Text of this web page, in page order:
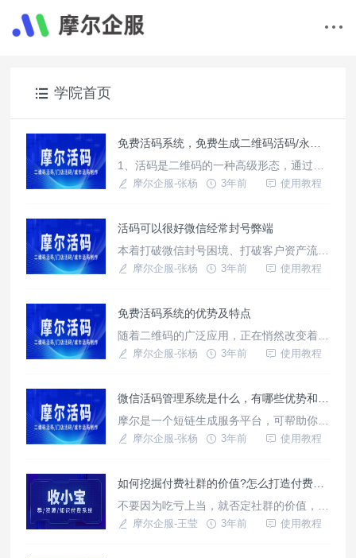
学院首页
1、活码是二维码的一种高级形态，通过短
网址指向保存在云端的信息。图案和普通二
容。极大的方便了二维码的印刷管理，还可
以先印刷图案，后填写内容。
摩尔企服-张杨 3年前 使用教程
活码可以很好微信经常封号弊端
本着打破微信封号困境、打破客户资产流失
困境、打破销售沟通监管困境、打破客户转
摩尔企服-张杨 3年前 使用教程
免费活码系统的优势及特点
随着二维码的广泛应用，正在悄然改变着我
们的生活，在各类商品店铺，广告，各大网
和应用，二维码的应用使商品流通追溯更贱
便捷，对于商品防伪和食品安全来讲都具有
重要意义，但是现有的二维码还是存在很多
缺点，比如时效期短，不具有灵活性
摩尔企服-张杨 3年前 使用教程
摩尔是一个短链生成服务平台，可帮助你生
成短链接，如微信外链、小程序外链、抖音
现从抖音直接跳转到微信、从抖音直接唤醒
微信添加好友等功能，帮助你进行私域引流
转化。
摩尔企服-张杨 3年前 使用教程
不要因为吃亏上当，就否定社群的价值，看
谁收钱的就都是割韭菜。一定要清楚认识到
摩尔企服-王莹 3年前 使用教程